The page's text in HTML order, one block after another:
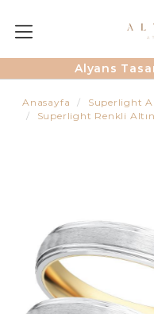
Alyans
Anasayfa Superlight
Superlight Renkli